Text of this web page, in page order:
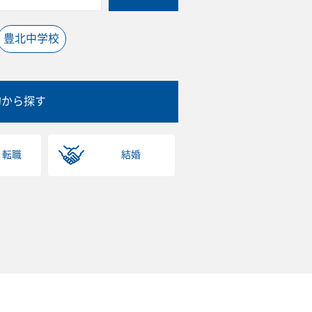
豊北中学校
ら探す
職 結婚